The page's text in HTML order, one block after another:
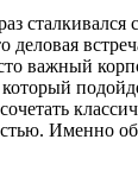
сталкивался
важный
Именно